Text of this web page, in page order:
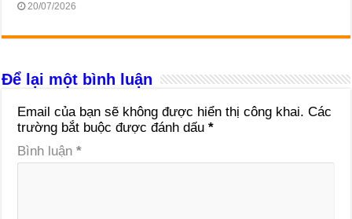
20/07/2026
Để lại một bình luận
Email của bạn sẽ không được hiển thị công khai. Các
trường bắt buộc được đánh dấu*
Bình luận*